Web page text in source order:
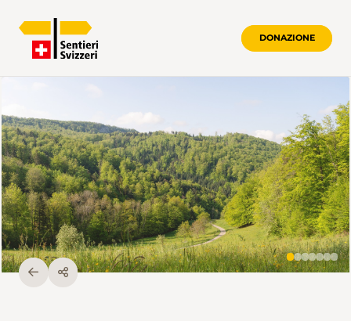
DONAZIONE